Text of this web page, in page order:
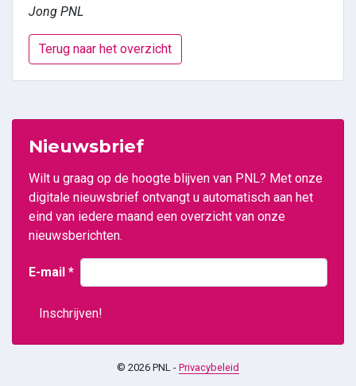
Jong PNL
Terug naar het overzicht
Nieuwsbrief
Wilt u graag op de hoogte blijven van PNL? Met onze
digitale nieuwsbrief ontvangt u automatisch aan het
eind van iedere maand een overzicht van onze
nieuwsberichten.
E-mail *
© 2026 PNL - Privacybeleid